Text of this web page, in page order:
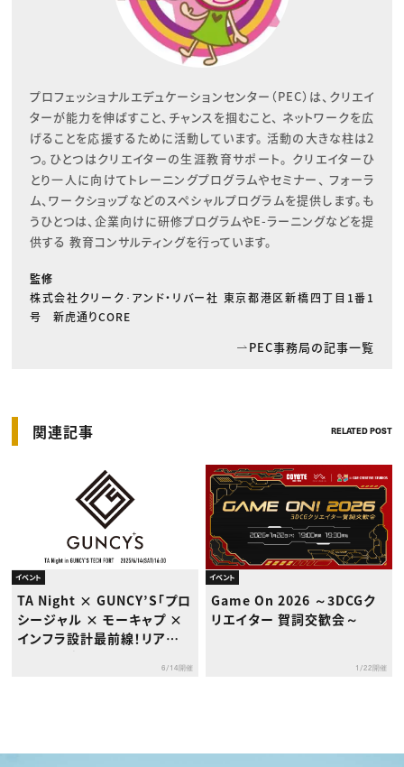
プロフェッショナルエデュケーションセンター（PEC）は、クリエイ
ターが能力を伸ばすこと、チャンスを掴むこと、 ネットワークを広
げることを応援するために活動しています。 活動の大きな柱は2
つ。ひとつはクリエイターの生涯教育サポート。 クリエイターひ
とり一人に向けてトレーニングプログラムやセミナー、 フォーラ
ム、ワークショップなどのスペシャルプログラムを提供します。も
うひとつは、企業向けに研修プログラムやE-ラーニングなどを提
供する 教育コンサルティングを行っています。
監修
株式会社クリーク･アンド・リバー社 東京都港区新橋四丁目1番1
号 新虎通りCORE
PEC事務局の記事一覧
関連記事 RELATED POST
イベント
TA Night × GUNCY’S「プロ
シージャル × モーキャプ ×
インフラ設計最前線！リアル
6/14開催
イベント
Game On 2026 ～3DCGク
リエイター 賀詞交歓会～
1/22開催